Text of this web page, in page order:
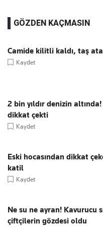
GÖZDEN KAÇMASIN
Camide kilitli kaldı, taş
Kaydet
2 bin yıldır denizin
dikkat çekti
Kaydet
Eski hocasından dikkat
katil
Kaydet
Ne su ne ayran! Kavurucu
çiftçilerin gözdesi oldu